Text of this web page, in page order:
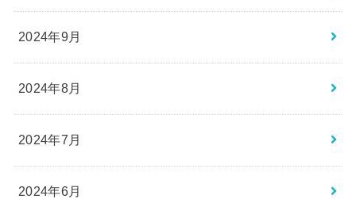
2024年9月
2024年8月
2024年7月
2024年6月